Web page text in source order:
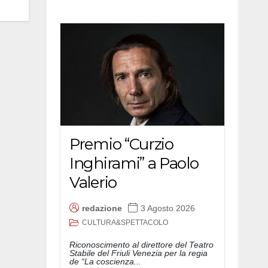
Premio “Curzio
Inghirami” a Paolo
Valerio
redazione 3 Agosto 2026
CULTURA&SPETTACOLO
Riconoscimento al direttore del Teatro
Stabile del Friuli Venezia per la regia
de “La coscienza...